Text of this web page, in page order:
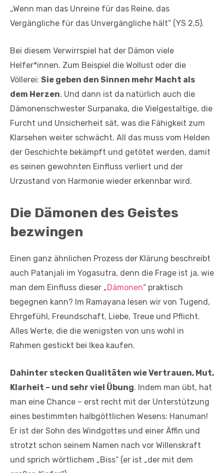
„Wenn man das Unreine für das Reine, das
Vergängliche für das Unvergängliche hält“ (YS 2,5).
Bei diesem Verwirrspiel hat der Dämon viele
Helfer*innen. Zum Beispiel die Wollust oder die
Völlerei: Sie geben den Sinnen mehr Macht als
dem Herzen. Und dann ist da natürlich auch die
Dämonenschwester Surpanaka, die Vielgestaltige, die
Furcht und Unsicherheit sät, was die Fähigkeit zum
Klarsehen weiter schwächt. All das muss vom Helden
der Geschichte bekämpft und getötet werden, damit
es seinen gewohnten Einfluss verliert und der
Urzustand von Harmonie wieder erkennbar wird.
Die Dämonen des Geistes
bezwingen
Einen ganz ähnlichen Prozess der Klärung beschreibt
auch Patanjali im Yogasutra, denn die Frage ist ja, wie
man dem Einfluss dieser „Dämonen“ praktisch
begegnen kann? Im Ramayana lesen wir von Tugend,
Ehrgefühl, Freundschaft, Liebe, Treue und Pflicht.
Alles Werte, die die wenigsten von uns wohl in
Rahmen gestickt bei Ikea kaufen.
Dahinter stecken Qualitäten wie Vertrauen, Mut,
Klarheit – und sehr viel Übung. Indem man übt, hat
man eine Chance – erst recht mit der Unterstützung
eines bestimmten halbgöttlichen Wesens: Hanuman!
Er ist der Sohn des Windgottes und einer Äffin und
strotzt schon seinem Namen nach vor Willenskraft
und sprich wörtlichem „Biss“ (er ist „der mit dem